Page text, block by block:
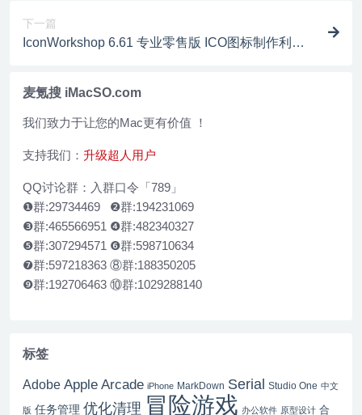
下一篇
IconWorkshop 6.61 专业零售版 ICO图标制作利器
麦氪搜 iMacSO.com
我们致力于让您的Mac更有价值 ！
支持我们： 升级超人用户
QQ讨论群：入群口令「789」
❶群:29734469 ❷群:194231069
❸群:465566951 ❹群:482340327
❺群:307294571 ❻群:598710634
❼群:597218363 ⑧群:188350205
❾群:192706463 ⑩群:1029288140
标签
Adobe Apple Arcade iPhone MarkDown Serial Studio One 中文
版 任务管理 优化清理 冒险游戏 办公软件 原型设计 合